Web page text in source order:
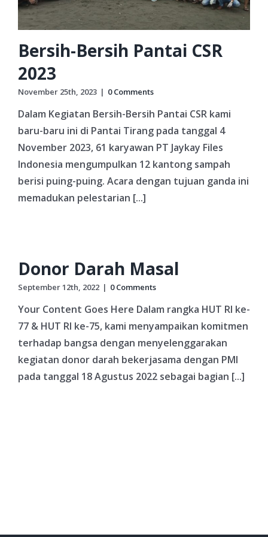
Bersih-Bersih Pantai CSR
2023
November 25th, 2023 | 0 Comments
Dalam Kegiatan Bersih-Bersih Pantai CSR kami
baru-baru ini di Pantai Tirang pada tanggal 4
November 2023, 61 karyawan PT Jaykay Files
Indonesia mengumpulkan 12 kantong sampah
berisi puing-puing. Acara dengan tujuan ganda ini
memadukan pelestarian [...]
Donor Darah Masal
September 12th, 2022 | 0 Comments
Your Content Goes Here Dalam rangka HUT RI ke-
77 & HUT RI ke-75, kami menyampaikan komitmen
terhadap bangsa dengan menyelenggarakan
kegiatan donor darah bekerjasama dengan PMI
pada tanggal 18 Agustus 2022 sebagai bagian [...]